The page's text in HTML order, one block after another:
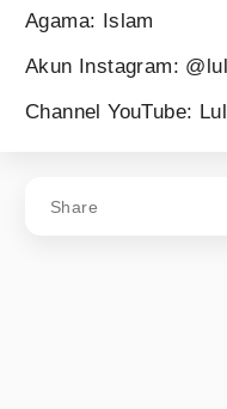
Agama: Islam
Akun Instagram:
Channel YouTube:
Share